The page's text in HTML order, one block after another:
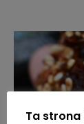
Ta strona